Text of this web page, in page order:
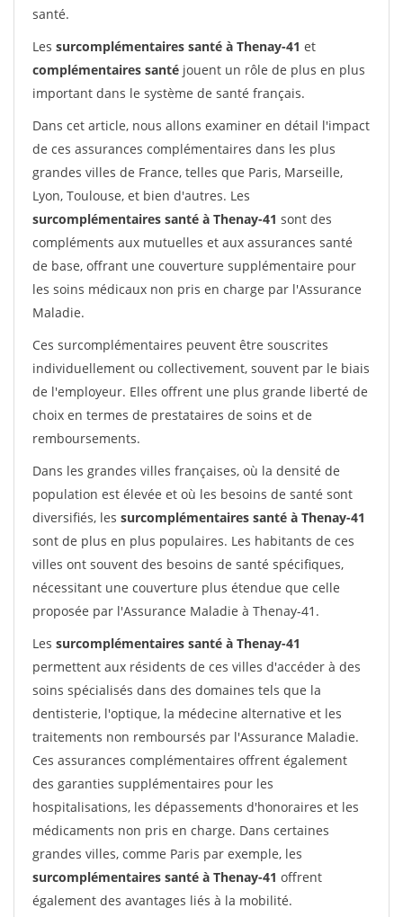
santé.
Les surcomplémentaires santé à Thenay-41 et
complémentaires santé jouent un rôle de plus en plus
important dans le système de santé français.
Dans cet article, nous allons examiner en détail l'impact
de ces assurances complémentaires dans les plus
grandes villes de France, telles que Paris, Marseille,
Lyon, Toulouse, et bien d'autres. Les
surcomplémentaires santé à Thenay-41 sont des
compléments aux mutuelles et aux assurances santé
de base, offrant une couverture supplémentaire pour
les soins médicaux non pris en charge par l'Assurance
Maladie.
Ces surcomplémentaires peuvent être souscrites
individuellement ou collectivement, souvent par le biais
de l'employeur. Elles offrent une plus grande liberté de
choix en termes de prestataires de soins et de
remboursements.
Dans les grandes villes françaises, où la densité de
population est élevée et où les besoins de santé sont
diversifiés, les surcomplémentaires santé à Thenay-41
sont de plus en plus populaires. Les habitants de ces
villes ont souvent des besoins de santé spécifiques,
nécessitant une couverture plus étendue que celle
proposée par l'Assurance Maladie à Thenay-41.
Les surcomplémentaires santé à Thenay-41
permettent aux résidents de ces villes d'accéder à des
soins spécialisés dans des domaines tels que la
dentisterie, l'optique, la médecine alternative et les
traitements non remboursés par l'Assurance Maladie.
Ces assurances complémentaires offrent également
des garanties supplémentaires pour les
hospitalisations, les dépassements d'honoraires et les
médicaments non pris en charge. Dans certaines
grandes villes, comme Paris par exemple, les
surcomplémentaires santé à Thenay-41 offrent
également des avantages liés à la mobilité.